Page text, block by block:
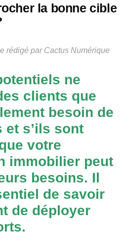
la bonne cible
rédigé par Cactus Numérique
ne
clients que
besoin de
s’ils sont
votre
immobilier peut
besoins. Il
de savoir
de déployer